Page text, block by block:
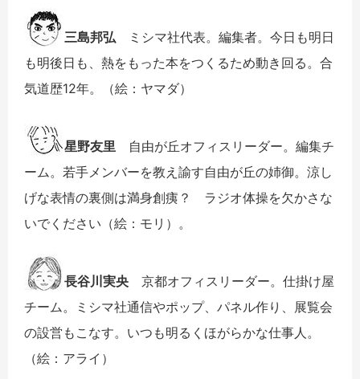
三島邦弘 ミシマ社代表。編集者。今日も明日
も明後日も、熱をもった本をつくるため動き回る。合
気道歴12年。（絵：ヤマダ）
星野友里 自由が丘オフィスリーダー。編集チ
ーム。若手メンバーを教え諭す自由が丘の姉御。涼し
げな表情の裏側は満身創痍？ ラジオ体操を欠かさな
いでください（絵：モリ）。
長谷川実央 京都オフィスリーダー。仕掛け屋
チーム。ミシマ社通信やポップ、パネル作り、展覧会
の設営もこなす。いつも明るくほがらかな仕事人。
（絵：アライ）